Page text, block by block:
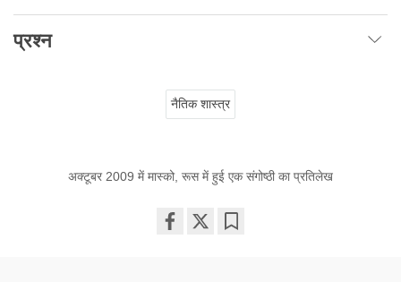
प्रश्न
नैतिक शास्त्र
अक्टूबर 2009 में मास्को, रूस में हुई एक संगोष्ठी का प्रतिलेख